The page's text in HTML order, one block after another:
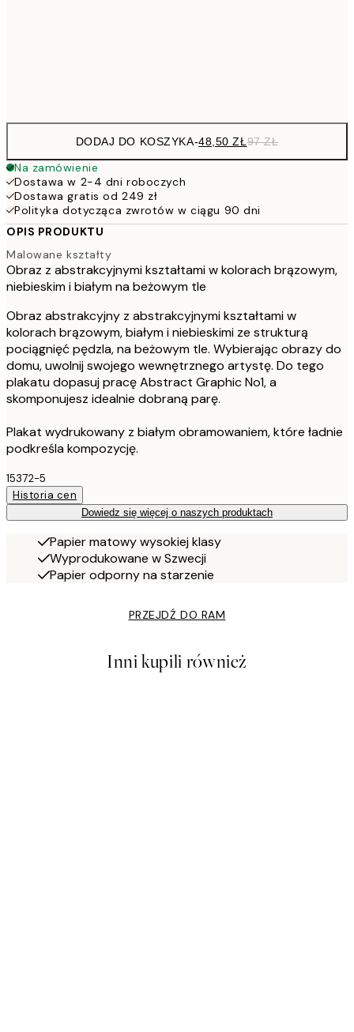
DODAJ DO KOSZYKA-48,50 ZŁ97 ZŁ
Na zamówienie
Dostawa w 2-4 dni roboczych
Dostawa gratis od 249 zł
Polityka dotycząca zwrotów w ciągu 90 dni
OPIS PRODUKTU
Malowane kształty
Obraz z abstrakcyjnymi kształtami w kolorach brązowym,
niebieskim i białym na beżowym tle
Obraz abstrakcyjny z abstrakcyjnymi kształtami w
kolorach brązowym, białym i niebieskimi ze strukturą
pociągnięć pędzla, na beżowym tle. Wybierając obrazy do
domu, uwolnij swojego wewnętrznego artystę. Do tego
plakatu dopasuj pracę Abstract Graphic No1, a
skomponujesz idealnie dobraną parę.
Plakat wydrukowany z białym obramowaniem, które ładnie
podkreśla kompozycję.
15372-5
Historia cen
Dowiedz się więcej o naszych produktach
Papier matowy wysokiej klasy
Wyprodukowane w Szwecji
Papier odporny na starzenie
PRZEJDŹ DO RAM
Inni kupili również